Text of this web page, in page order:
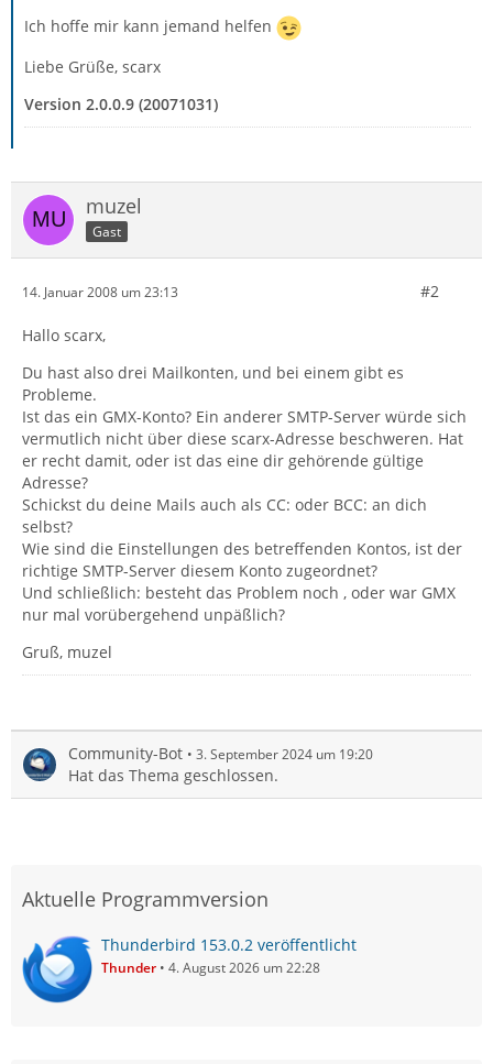
Ich hoffe mir kann jemand helfen
Liebe Grüße, scarx
Version 2.0.0.9 (20071031)
muzel
Gast
14. Januar 2008 um 23:13 #2
Hallo scarx,
Du hast also drei Mailkonten, und bei einem gibt es
Probleme.
Ist das ein GMX-Konto? Ein anderer SMTP-Server würde sich
vermutlich nicht über diese scarx-Adresse beschweren. Hat
er recht damit, oder ist das eine dir gehörende gültige
Adresse?
Schickst du deine Mails auch als CC: oder BCC: an dich
selbst?
Wie sind die Einstellungen des betreffenden Kontos, ist der
richtige SMTP-Server diesem Konto zugeordnet?
Und schließlich: besteht das Problem noch , oder war GMX
nur mal vorübergehend unpäßlich?
Gruß, muzel
Community-Bot 3. September 2024 um 19:20
Hat das Thema geschlossen.
Aktuelle Programmversion
Thunderbird 153.0.2 veröffentlicht
Thunder 4. August 2026 um 22:28